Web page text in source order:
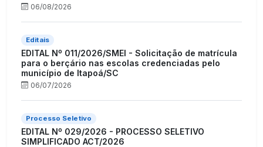
06/08/2026
Editais
EDITAL Nº 011/2026/SMEI - Solicitação de matrícula
para o berçário nas escolas credenciadas pelo
município de Itapoá/SC
06/07/2026
Processo Seletivo
EDITAL Nº 029/2026 - PROCESSO SELETIVO
SIMPLIFICADO ACT/2026